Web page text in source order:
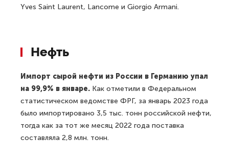
Yves Saint Laurent, Lancome и Giorgio Armani.
Нефть
Импорт сырой нефти из России в Германию упал
на 99,9% в январе. Как отметили в Федеральном
статистическом ведомстве ФРГ, за январь 2023 года
было импортировано 3,5 тыс. тонн российской нефти,
тогда как за тот же месяц 2022 года поставка
составляла 2,8 млн. тонн.